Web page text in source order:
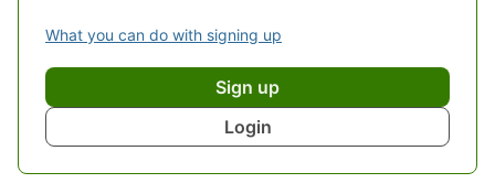
What you can do with signing up
Sign up
Login